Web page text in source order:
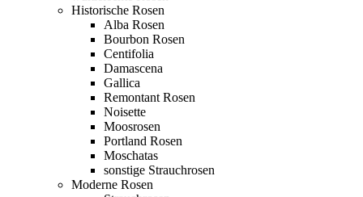
Historische Rosen
Alba Rosen
Bourbon Rosen
Centifolia
Damascena
Gallica
Remontant Rosen
Noisette
Moosrosen
Portland Rosen
Moschatas
sonstige Strauchrosen
Moderne Rosen